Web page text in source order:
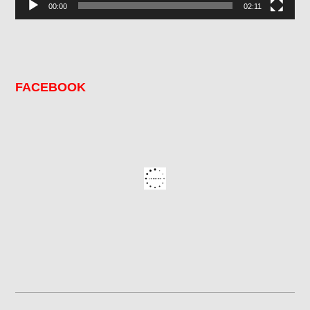
00:00 02:11
FACEBOOK